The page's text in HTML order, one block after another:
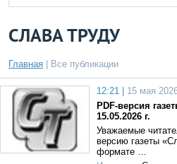
СЛАВА ТРУДУ
Главная Все публикации
12:21 |
15 мая
PDF-версия
15.05.2026 г.
Уважаемые
версию газеты
формате …